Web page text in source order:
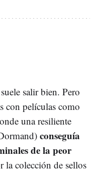
salir bien. Pero
con películas como
una resiliente
conseguía
de la peor
colección de sellos